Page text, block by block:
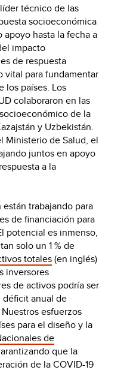
técnico de las
socioeconómica
apoyo hasta la fecha a
impacto
de respuesta
vital para fundamentar
los países. Los
colaboraron en las
de la
y Uzbekistán.
Ministerio de Salud, el
juntos en apoyo
a la
están trabajando para
de financiación para
potencial es inmenso,
solo un 1 % de
totales(en inglés)
inversores
de activos podría ser
anual de
esfuerzos
para el diseño y la
de
que la
de la COVID-19